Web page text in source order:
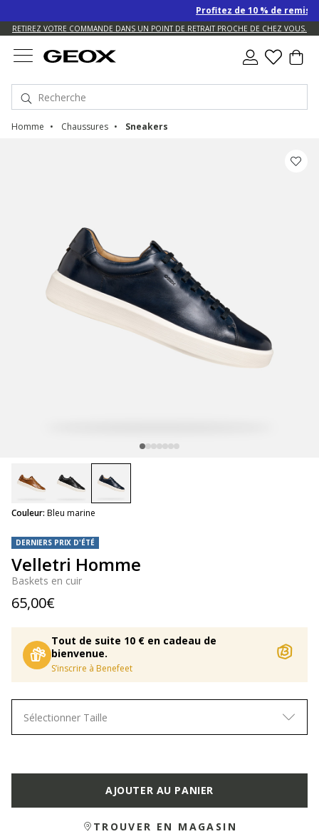
Profitez de 10 % de remise
RETIREZ VOTRE COMMANDE DANS UN POINT DE RETRAIT PROCHE DE CHEZ VOUS.
Homme Chaussures Sneakers
DERNIERS PRIX D'ÉTÉ
Velletri Homme
Baskets en cuir
65,00€
Tout de suite 10 € en cadeau de
bienvenue.
S’inscrire à Benefeet
Couleur: Bleu marine
Sélectionner Taille
AJOUTER AU PANIER
TROUVER EN MAGASIN